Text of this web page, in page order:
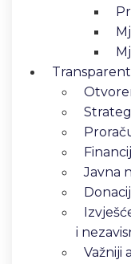
Javna
i
Važniji